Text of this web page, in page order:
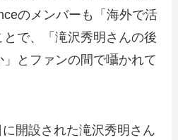
のメンバーも「海外で活
で、「滝沢秀明さんの後
とファンの間で囁かれて
開設された滝沢秀明さん